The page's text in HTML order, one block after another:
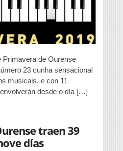
de Ourense
23 cunha sensacional
musicais, e con 11
desde o día […]
traen 39
días